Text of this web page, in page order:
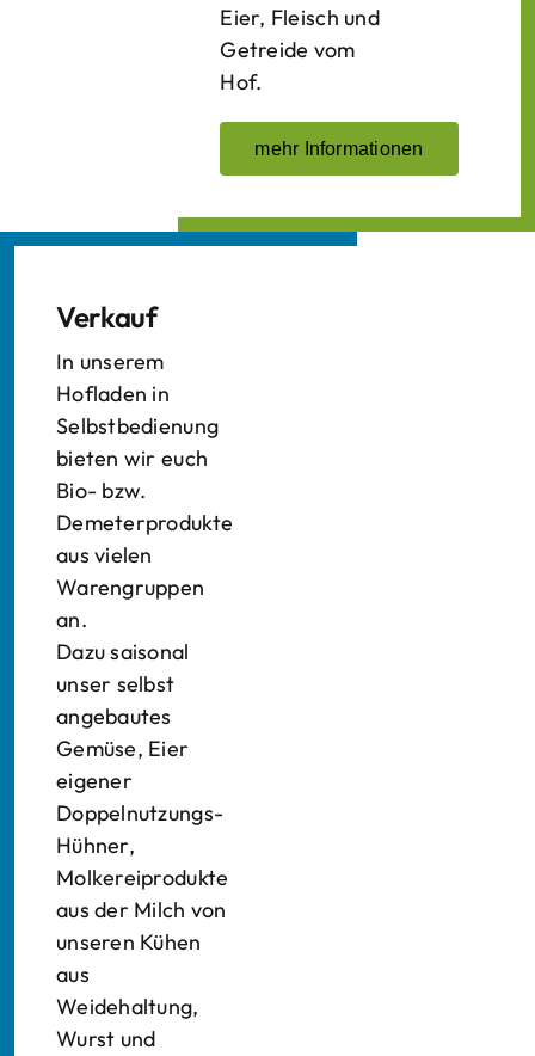
Eier, Fleisch und
Getreide vom
Hof.
mehr Informationen
Verkauf
In unserem
Hofladen in
Selbstbedienung
bieten wir euch
Bio- bzw.
Demeterprodukte
aus vielen
Warengruppen
an.
Dazu saisonal
unser selbst
angebautes
Gemüse, Eier
eigener
Doppelnutzungs-
Hühner,
Molkereiprodukte
aus der Milch von
unseren Kühen
aus
Weidehaltung,
Wurst und